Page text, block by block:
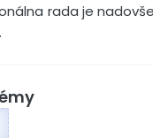
rada je